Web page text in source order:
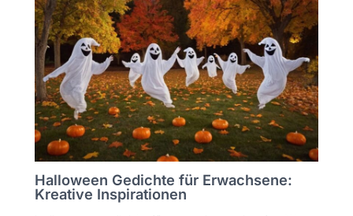
Halloween Gedichte für Erwachsene:
Kreative Inspirationen